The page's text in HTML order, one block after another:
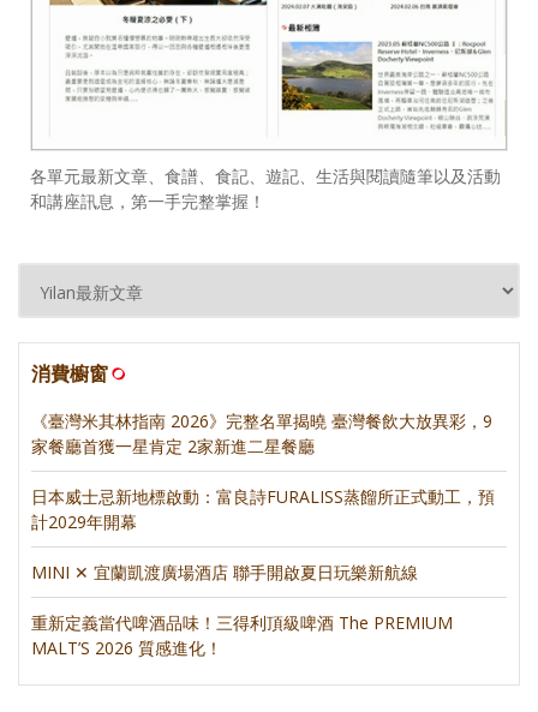
各單元最新文章、食譜、食記、遊記、生活與閱讀隨筆以及活動
和講座訊息，第一手完整掌握！
消費櫥窗
《臺灣米其林指南 2026》完整名單揭曉 臺灣餐飲大放異彩，9
家餐廳首獲一星肯定 2家新進二星餐廳
日本威士忌新地標啟動：富良詩FURALISS蒸餾所正式動工，預
計2029年開幕
MINI ✕ 宜蘭凱渡廣場酒店 聯手開啟夏日玩樂新航線
重新定義當代啤酒品味！三得利頂級啤酒 The PREMIUM
MALT’S 2026 質感進化！